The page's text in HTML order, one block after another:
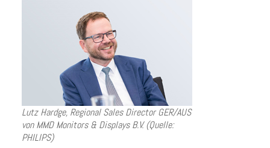
Lutz Hardge, Regional Sales Director GER/AUS
von MMD Monitors & Displays B.V. (Quelle:
PHILIPS)